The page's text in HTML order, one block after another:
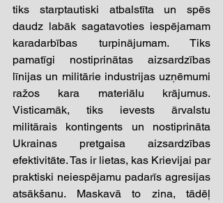
tiks starptautiski atbalstīta un spēs
daudz labāk sagatavoties iespējamam
karadarbības turpinājumam. Tiks
pamatīgi nostiprinātas aizsardzības
līnijas un militārie industrijas uzņēmumi
ražos kara materiālu krājumus.
Visticamāk, tiks ievests ārvalstu
militārais kontingents un nostiprināta
Ukrainas pretgaisa aizsardzības
efektivitāte. Tas ir lietas, kas Krievijai par
praktiski neiespējamu padarīs agresijas
atsākšanu. Maskavā to zina, tādēļ